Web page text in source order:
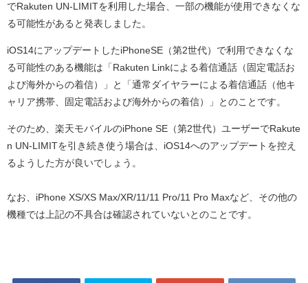
でRakuten UN-LIMITを利用した場合、一部の機能が使用できなくな
る可能性があると発表しました。
iOS14にアップデートしたiPhoneSE（第2世代）で利用できなくな
る可能性のある機能は「Rakuten Linkによる着信通話（固定電話お
よび海外からの着信）」と「通常ダイヤラーによる着信通話（他キ
ャリア携帯、固定電話および海外からの着信）」とのことです。
そのため、楽天モバイルのiPhone SE（第2世代）ユーザーでRakute
n UN-LIMITを引き続き使う場合は、iOS14へのアップデートを控え
るようした方が良いでしょう。
なお、iPhone XS/XS Max/XR/11/11 Pro/11 Pro Maxなど、その他の
機種では上記の不具合は確認されていないとのことです。